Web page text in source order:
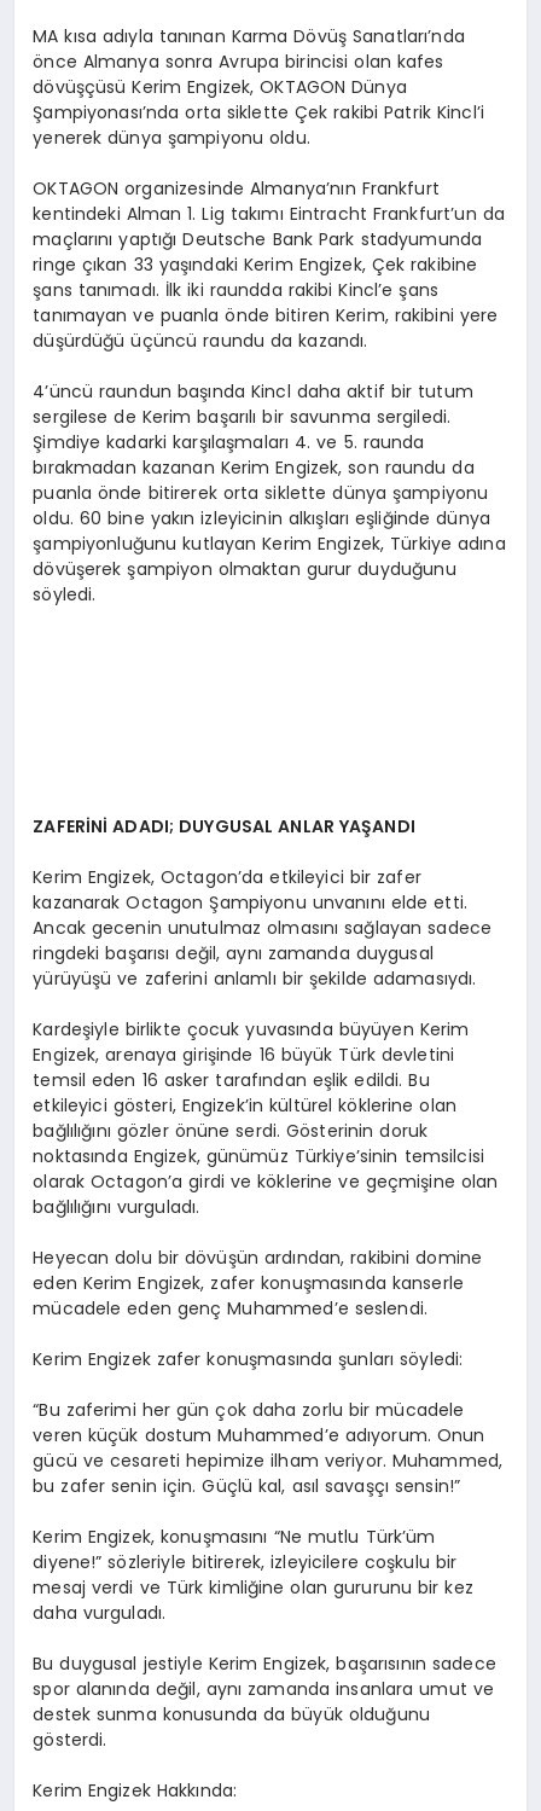
MA kısa adıyla tanınan Karma Dövüş Sanatları’nda
önce Almanya sonra Avrupa birincisi olan kafes
dövüşçüsü Kerim Engizek, OKTAGON Dünya
Şampiyonası’nda orta siklette Çek rakibi Patrik Kincl’i
yenerek dünya şampiyonu oldu.
OKTAGON organizesinde Almanya’nın Frankfurt
kentindeki Alman 1. Lig takımı Eintracht Frankfurt’un da
maçlarını yaptığı Deutsche Bank Park stadyumunda
ringe çıkan 33 yaşındaki Kerim Engizek, Çek rakibine
şans tanımadı. İlk iki raundda rakibi Kincl’e şans
tanımayan ve puanla önde bitiren Kerim, rakibini yere
düşürdüğü üçüncü raundu da kazandı.
4’üncü raundun başında Kincl daha aktif bir tutum
sergilese de Kerim başarılı bir savunma sergiledi.
Şimdiye kadarki karşılaşmaları 4. ve 5. raunda
bırakmadan kazanan Kerim Engizek, son raundu da
puanla önde bitirerek orta siklette dünya şampiyonu
oldu. 60 bine yakın izleyicinin alkışları eşliğinde dünya
şampiyonluğunu kutlayan Kerim Engizek, Türkiye adına
dövüşerek şampiyon olmaktan gurur duyduğunu
söyledi.
ZAFERİNİ ADADI; DUYGUSAL ANLAR YAŞANDI
Kerim Engizek, Octagon’da etkileyici bir zafer
kazanarak Octagon Şampiyonu unvanını elde etti.
Ancak gecenin unutulmaz olmasını sağlayan sadece
ringdeki başarısı değil, aynı zamanda duygusal
yürüyüşü ve zaferini anlamlı bir şekilde adamasıydı.
Kardeşiyle birlikte çocuk yuvasında büyüyen Kerim
Engizek, arenaya girişinde 16 büyük Türk devletini
temsil eden 16 asker tarafından eşlik edildi. Bu
etkileyici gösteri, Engizek’in kültürel köklerine olan
bağlılığını gözler önüne serdi. Gösterinin doruk
noktasında Engizek, günümüz Türkiye’sinin temsilcisi
olarak Octagon’a girdi ve köklerine ve geçmişine olan
bağlılığını vurguladı.
Heyecan dolu bir dövüşün ardından, rakibini domine
eden Kerim Engizek, zafer konuşmasında kanserle
mücadele eden genç Muhammed’e seslendi.
Kerim Engizek zafer konuşmasında şunları söyledi:
“Bu zaferimi her gün çok daha zorlu bir mücadele
veren küçük dostum Muhammed’e adıyorum. Onun
gücü ve cesareti hepimize ilham veriyor. Muhammed,
bu zafer senin için. Güçlü kal, asıl savaşçı sensin!”
Kerim Engizek, konuşmasını “Ne mutlu Türk’üm
diyene!” sözleriyle bitirerek, izleyicilere coşkulu bir
mesaj verdi ve Türk kimliğine olan gururunu bir kez
daha vurguladı.
Bu duygusal jestiyle Kerim Engizek, başarısının sadece
spor alanında değil, aynı zamanda insanlara umut ve
destek sunma konusunda da büyük olduğunu
gösterdi.
Kerim Engizek Hakkında: